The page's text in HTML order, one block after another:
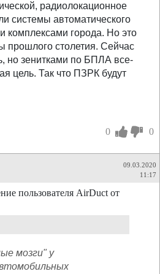
радиолокационное
системы автоматического
комплексами города. Но это
прошлого столетия. Сейчас
но зенитками по БПЛА все-
цель. Так что ПЗРК будут
0 0
09.03.2020
11:17
пользователя AirDuct от
мозги" у